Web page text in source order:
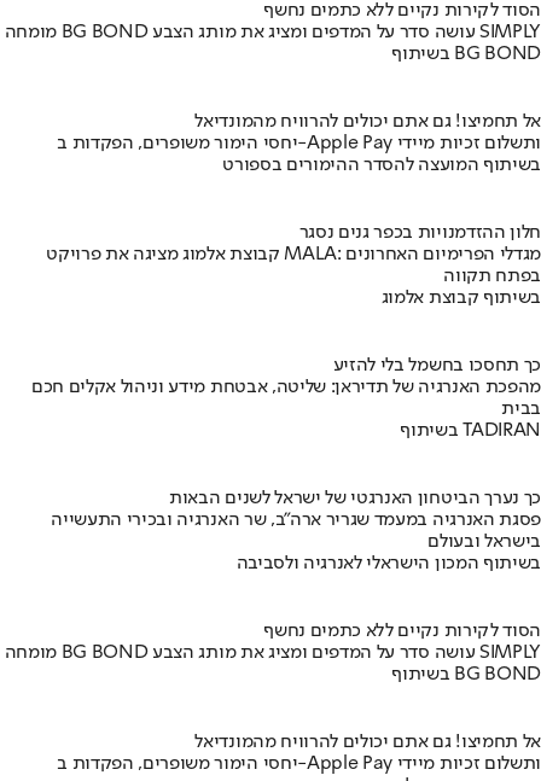
הסוד לקירות נקיים ללא כתמים נחשף
מומחה BG BOND עושה סדר על המדפים ומציג את מותג הצבע SIMPLY
בשיתוף BG BOND
אל תחמיצו! גם אתם יכולים להרוויח מהמונדיאל
יחסי הימור משופרים, הפקדות ב-Apple Pay ותשלום זכיות מיידי
בשיתוף המועצה להסדר ההימורים בספורט
חלון ההזדמנויות בכפר גנים נסגר
קבוצת אלמוג מציגה את פרויקט MALA: מגדלי הפרימיום האחרונים
בפתח תקווה
בשיתוף קבוצת אלמוג
כך תחסכו בחשמל בלי להזיע
מהפכת האנרגיה של תדיראן: שליטה, אבטחת מידע וניהול אקלים חכם
בבית
בשיתוף TADIRAN
כך נערך הביטחון האנרגטי של ישראל לשנים הבאות
פסגת האנרגיה במעמד שגריר ארה"ב, שר האנרגיה ובכירי התעשייה
בישראל ובעולם
בשיתוף המכון הישראלי לאנרגיה ולסביבה
הסוד לקירות נקיים ללא כתמים נחשף
מומחה BG BOND עושה סדר על המדפים ומציג את מותג הצבע SIMPLY
בשיתוף BG BOND
אל תחמיצו! גם אתם יכולים להרוויח מהמונדיאל
יחסי הימור משופרים, הפקדות ב-Apple Pay ותשלום זכיות מיידי